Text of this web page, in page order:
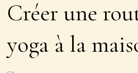
Créer une
yoga à la